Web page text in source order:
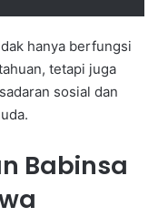
hanya berfungsi
tetapi juga
sosial dan
Babinsa